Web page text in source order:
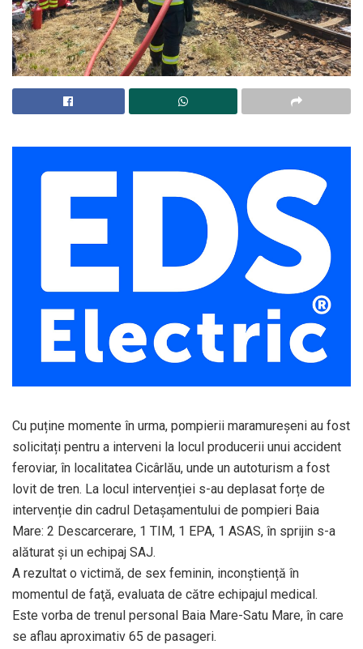
Cu puține momente în urma, pompierii maramureşeni au fost
solicitați pentru a interveni la locul producerii unui accident
feroviar, în localitatea Cicârlău, unde un autoturism a fost
lovit de tren. La locul intervenției s-au deplasat forțe de
intervenție din cadrul Detaşamentului de pompieri Baia
Mare: 2 Descarcerare, 1 TIM, 1 EPA, 1 ASAS, în sprijin s-a
alăturat și un echipaj SAJ.
A rezultat o victimă, de sex feminin, inconștiență în
momentul de faţă, evaluata de către echipajul medical.
Este vorba de trenul personal Baia Mare-Satu Mare, în care
se aflau aproximativ 65 de pasageri.